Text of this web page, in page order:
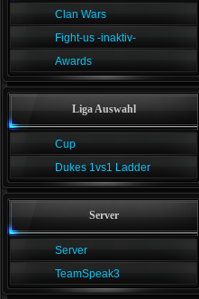
Clan Wars
Fight-us -inaktiv-
Awards
Liga Auswahl
Cup
Dukes 1vs1 Ladder
Server
Server
TeamSpeak3